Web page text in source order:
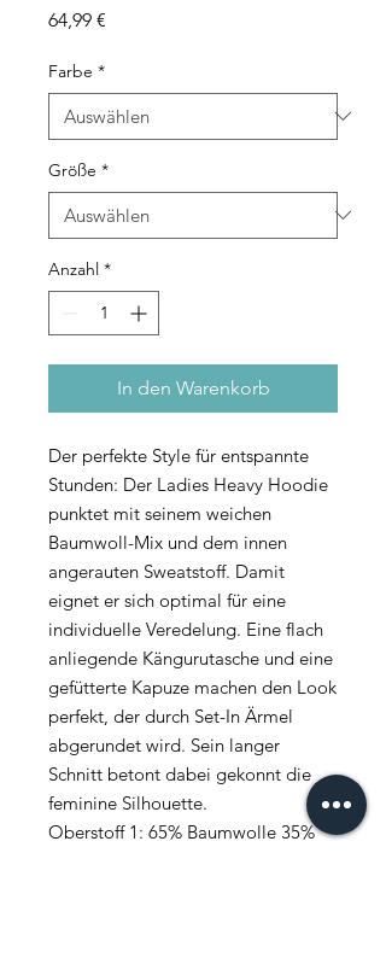
64,99 €
Farbe *
Größe *
Anzahl *
In den Warenkorb
Der perfekte Style für entspannte
Stunden: Der Ladies Heavy Hoodie
punktet mit seinem weichen
Baumwoll-Mix und dem innen
angerauten Sweatstoff. Damit
eignet er sich optimal für eine
individuelle Veredelung. Eine flach
anliegende Kängurutasche und eine
gefütterte Kapuze machen den Look
perfekt, der durch Set-In Ärmel
abgerundet wird. Sein langer
Schnitt betont dabei gekonnt die
feminine Silhouette.
Oberstoff 1: 65% Baumwolle 35%